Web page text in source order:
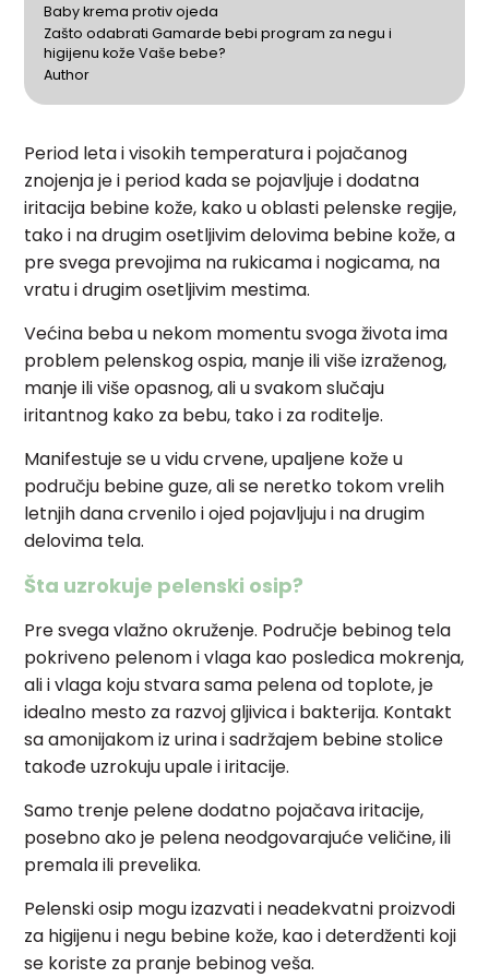
Baby krema protiv ojeda
Zašto odabrati Gamarde bebi program za negu i
higijenu kože Vaše bebe?
Author
Period leta i visokih temperatura i pojačanog
znojenja je i period kada se pojavljuje i dodatna
iritacija bebine kože, kako u oblasti pelenske regije,
tako i na drugim osetljivim delovima bebine kože, a
pre svega prevojima na rukicama i nogicama, na
vratu i drugim osetljivim mestima.
Većina beba u nekom momentu svoga života ima
problem pelenskog ospia, manje ili više izraženog,
manje ili više opasnog, ali u svakom slučaju
iritantnog kako za bebu, tako i za roditelje.
Manifestuje se u vidu crvene, upaljene kože u
području bebine guze, ali se neretko tokom vrelih
letnjih dana crvenilo i ojed pojavljuju i na drugim
delovima tela.
Šta uzrokuje pelenski osip?
Pre svega vlažno okruženje. Područje bebinog tela
pokriveno pelenom i vlaga kao posledica mokrenja,
ali i vlaga koju stvara sama pelena od toplote, je
idealno mesto za razvoj gljivica i bakterija. Kontakt
sa amonijakom iz urina i sadržajem bebine stolice
takođe uzrokuju upale i iritacije.
Samo trenje pelene dodatno pojačava iritacije,
posebno ako je pelena neodgovarajuće veličine, ili
premala ili prevelika.
Pelenski osip mogu izazvati i neadekvatni proizvodi
za higijenu i negu bebine kože, kao i deterdženti koji
se koriste za pranje bebinog veša.